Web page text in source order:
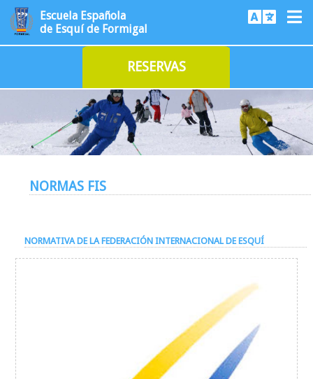
Escuela Española
de Esquí de Formigal
RESERVAS
NORMAS FIS
NORMATIVA DE LA FEDERACIÓN INTERNACIONAL DE ESQUÍ